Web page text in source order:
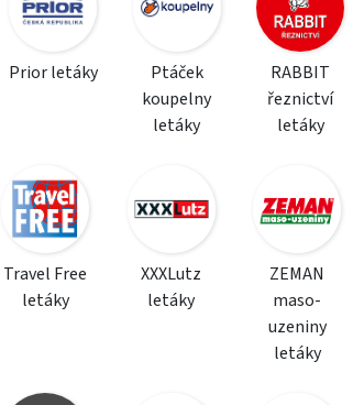
Prior letáky
Ptáček
koupelny
letáky
RABBIT
řeznictví
letáky
Travel Free
letáky
XXXLutz
letáky
ZEMAN
maso-
uzeniny
letáky